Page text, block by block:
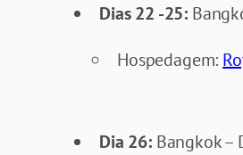
Dias 22 -25:
Hospedagem:
Dia 26:Bangkok –